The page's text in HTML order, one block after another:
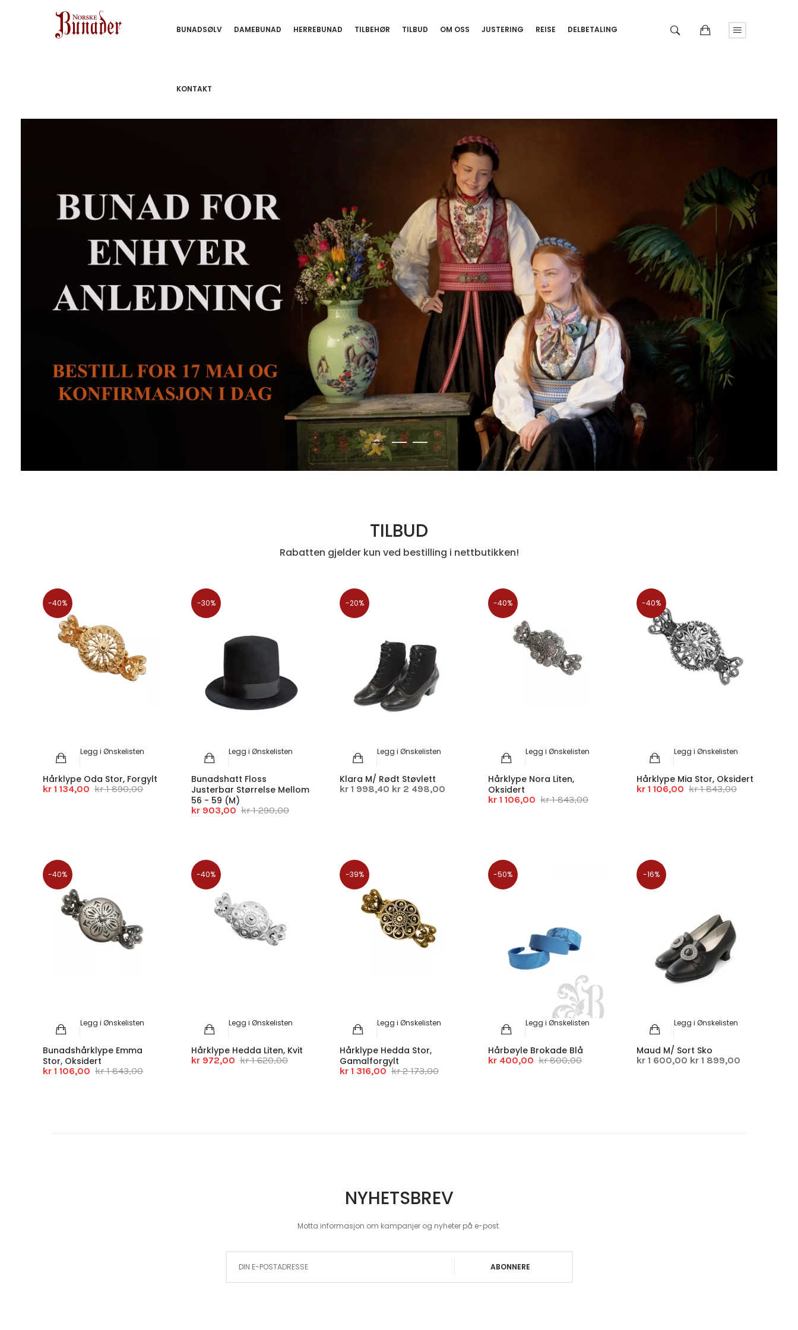
BUNADSØLV DAMEBUNAD HERREBUNAD TILBEHØR TILBUD OM OSS JUSTERING REISE DELBETALING
KONTAKT
TILBUD
Rabatten gjelder kun ved bestilling i nettbutikken!
-40%
Legg i Ønskelisten
Hårklype Oda Stor, Forgylt
kr 1 134,00 kr 1 890,00
-30%
Legg i Ønskelisten
Bunadshatt Floss
Justerbar Størrelse Mellom
56 - 59 (M)
kr 903,00 kr 1 290,00
-20%
Legg i Ønskelisten
Klara M/ Rødt Støvlett
kr 1 998,40 kr 2 498,00
-40%
Legg i Ønskelisten
Hårklype Nora Liten,
Oksidert
kr 1 106,00 kr 1 843,00
-40%
Legg i Ønskelisten
Hårklype Mia Stor, Oksidert
kr 1 106,00 kr 1 843,00
-40%
Legg i Ønskelisten
Bunadshårklype Emma
Stor, Oksidert
kr 1 106,00 kr 1 843,00
-40%
Legg i Ønskelisten
Hårklype Hedda Liten, Kvit
kr 972,00 kr 1 620,00
-39%
Legg i Ønskelisten
Hårklype Hedda Stor,
Gamalforgylt
kr 1 316,00 kr 2 173,00
-50%
Legg i Ønskelisten
Hårbøyle Brokade Blå
kr 400,00 kr 800,00
-16%
Legg i Ønskelisten
Maud M/ Sort Sko
kr 1 600,00 kr 1 899,00
NYHETSBREV
Motta informasjon om kampanjer og nyheter på e-post.
ABONNERE